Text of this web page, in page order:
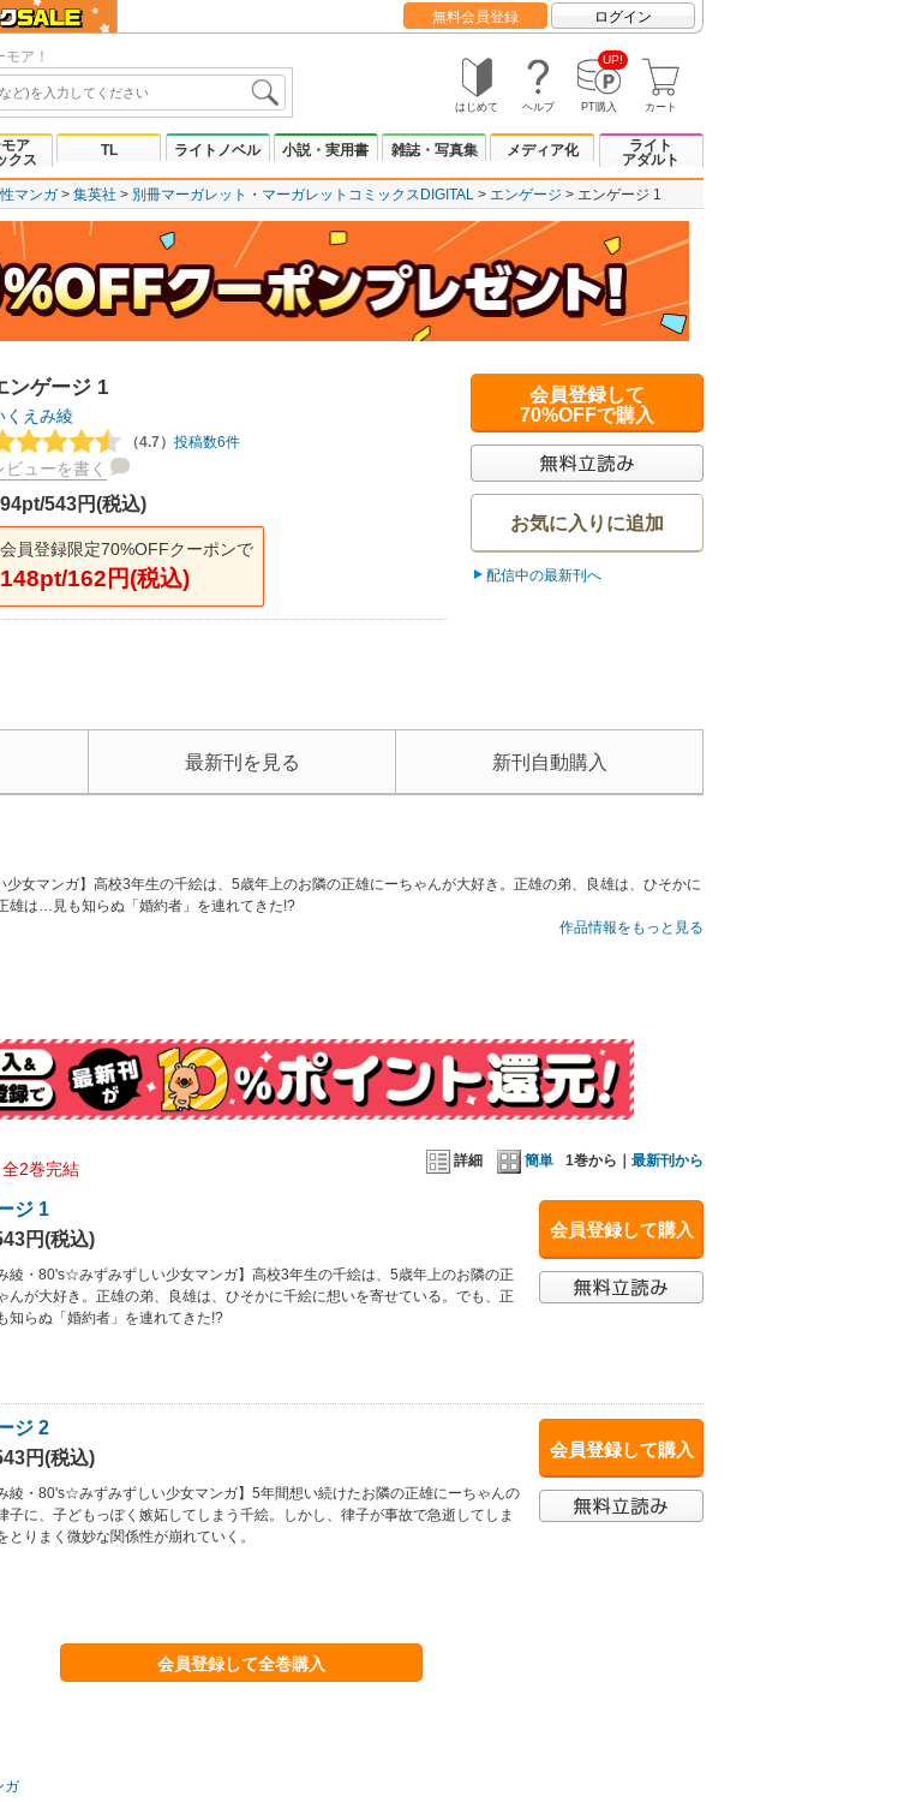
無料会員登録 ログイン
ア！
はじめて ヘルプ
UP!
PT購入 カート
ア
クス
TL ライトノベル 小説・実用書 雑誌・写真集 メディア化
ライト
アダルト
マンガ 集英社 別冊マーガレット マーガレットコミックスDIGITAL エンゲージ エンゲージ 1
ンゲージ 1
くえみ綾
（4.7） 投稿数6件
ビューを書く
543円(税込)
会員登録限定70%OFFクーポンで
148pt/162円(税込)
会員登録して
70%OFFで購入
お気に入りに追加
配信中の最新刊へ
最新刊を見る 新刊自動購入
少女マンガ】高校3年生の千絵は、5歳年上のお隣の正雄にーちゃんが大好き。正雄の弟、良雄は、ひそかに
雄は…見も知らぬ「婚約者」を連れてきた!?
作品情報をもっと見る
詳細 簡単 1巻から｜ 最新刊から
全2巻完結
会員登録して購入
ジ 1
円(税込)
綾・80's☆みずみずしい少女マンガ】高校3年生の千絵は、5歳年上のお隣の正
んが大好き。正雄の弟、良雄は、ひそかに千絵に想いを寄せている。でも、正
知らぬ「婚約者」を連れてきた!?
会員登録して購入
ジ 2
円(税込)
綾・80's☆みずみずしい少女マンガ】5年間想い続けたお隣の正雄にーちゃんの
子に、子どもっぽく嫉妬してしまう千絵。しかし、律子が事故で急逝してしま
とりまく微妙な関係性が崩れていく。
会員登録して全巻購入
ガ